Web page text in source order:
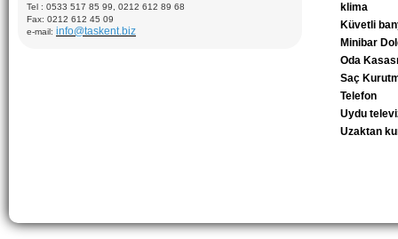
Tel : 0533 517 85 99, 0212 612 89 68
Fax: 0212 612 45 09
e-mail: info@taskent.biz
klima
Küvetli
Minibar
Oda Kasası
Saç
Telefon
Uydu
Uzaktan